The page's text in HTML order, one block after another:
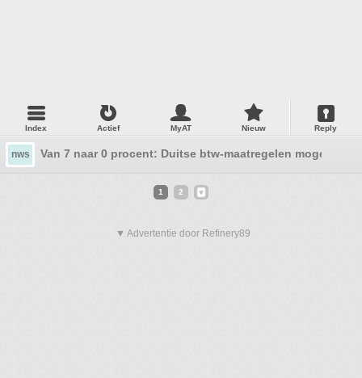
Index Actief MyAT Nieuw Reply
nws Van 7 naar 0 procent: Duitse btw-maatregelen mogelijk
1 2
▼ Advertentie door Refinery89